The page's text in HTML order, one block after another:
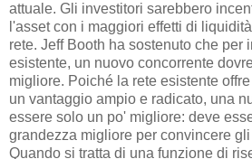
attuale. Gli investitori sarebbero
l'asset con i maggiori effetti di
rete. Jeff Booth ha sostenuto che per
esistente, un nuovo concorrente
migliore. Poiché la rete esistente
un vantaggio ampio e radicato, una
essere solo un po' migliore: deve
grandezza migliore per convincere
Quando si tratta di una funzione di